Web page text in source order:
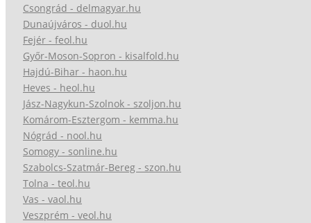
Csongrád - delmagyar.hu
Dunaújváros - duol.hu
Fejér - feol.hu
Győr-Moson-Sopron - kisalfold.hu
Hajdú-Bihar - haon.hu
Heves - heol.hu
Jász-Nagykun-Szolnok - szoljon.hu
Komárom-Esztergom - kemma.hu
Nógrád - nool.hu
Somogy - sonline.hu
Szabolcs-Szatmár-Bereg - szon.hu
Tolna - teol.hu
Vas - vaol.hu
Veszprém - veol.hu